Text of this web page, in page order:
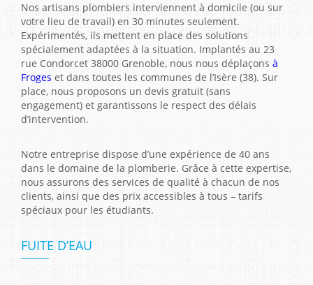
Nos artisans plombiers interviennent à domicile (ou sur
votre lieu de travail) en 30 minutes seulement.
Expérimentés, ils mettent en place des solutions
spécialement adaptées à la situation. Implantés au 23
rue Condorcet 38000 Grenoble, nous nous déplaçons à
Froges et dans toutes les communes de l’Isère (38). Sur
place, nous proposons un devis gratuit (sans
engagement) et garantissons le respect des délais
d’intervention.
Notre entreprise dispose d’une expérience de 40 ans
dans le domaine de la plomberie. Grâce à cette expertise,
nous assurons des services de qualité à chacun de nos
clients, ainsi que des prix accessibles à tous – tarifs
spéciaux pour les étudiants.
FUITE D’EAU